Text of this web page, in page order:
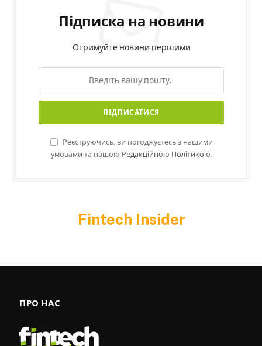
Підписка на новини
Отримуйте новини першими
Реєструючись, ви погоджуєтесь з нашими
умовами та нашою Редакційною Політикою.
Fintech Insider
ПРО НАС